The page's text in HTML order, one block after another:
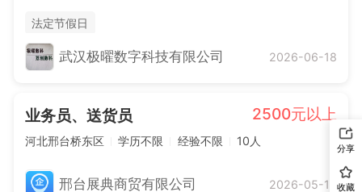
法定节假日
武汉极曜数字科技有限公司 2026-06-18
业务员、送货员 2500元以上
河北邢台桥东区 学历不限 经验不限 10人
邢台展典商贸有限公司 2026-05-18
分享
收藏